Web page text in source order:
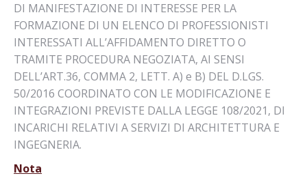
DI MANIFESTAZIONE DI INTERESSE PER LA
FORMAZIONE DI UN ELENCO DI PROFESSIONISTI
INTERESSATI ALL’AFFIDAMENTO DIRETTO O
TRAMITE PROCEDURA NEGOZIATA, AI SENSI
DELL’ART.36, COMMA 2, LETT. A) e B) DEL D.LGS.
50/2016 COORDINATO CON LE MODIFICAZIONE E
INTEGRAZIONI PREVISTE DALLA LEGGE 108/2021, DI
INCARICHI RELATIVI A SERVIZI DI ARCHITETTURA E
INGEGNERIA.
Nota